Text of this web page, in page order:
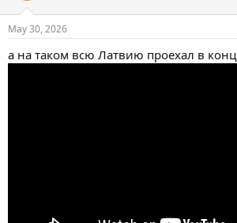
May 30, 2026
а на таком всю Латвию проехал в